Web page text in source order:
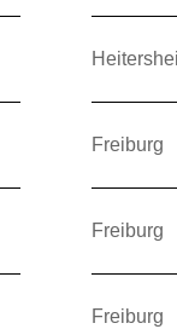
Freiburg
Freiburg
Freiburg